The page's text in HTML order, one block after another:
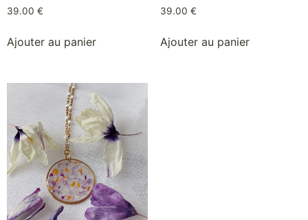
39.00 €
Ajouter au panier
39.00 €
Ajouter au panier